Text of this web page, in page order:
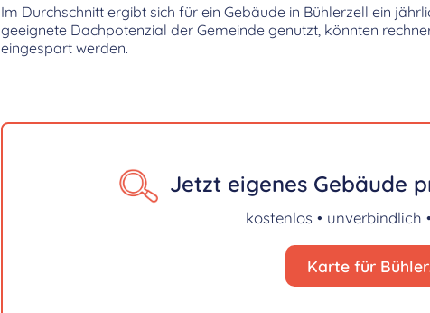
Im Durchschnitt ergibt sich für ein Gebäude in Bühlerzell ein
geeignete Dachpotenzial der Gemeinde genutzt, könnten
eingespart werden.
Jetzt eigenes Gebäude
kostenlos • unverbindlich
Karte für